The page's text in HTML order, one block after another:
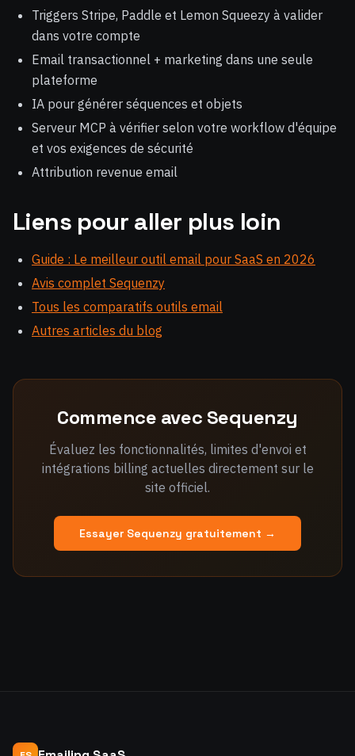
Triggers Stripe, Paddle et Lemon Squeezy à valider
dans votre compte
Email transactionnel + marketing dans une seule
plateforme
IA pour générer séquences et objets
Serveur MCP à vérifier selon votre workflow d'équipe
et vos exigences de sécurité
Attribution revenue email
Liens pour aller plus loin
Guide : Le meilleur outil email pour SaaS en 2026
Avis complet Sequenzy
Tous les comparatifs outils email
Autres articles du blog
Commence avec Sequenzy
Évaluez les fonctionnalités, limites d'envoi et
intégrations billing actuelles directement sur le
site officiel.
Essayer Sequenzy gratuitement →